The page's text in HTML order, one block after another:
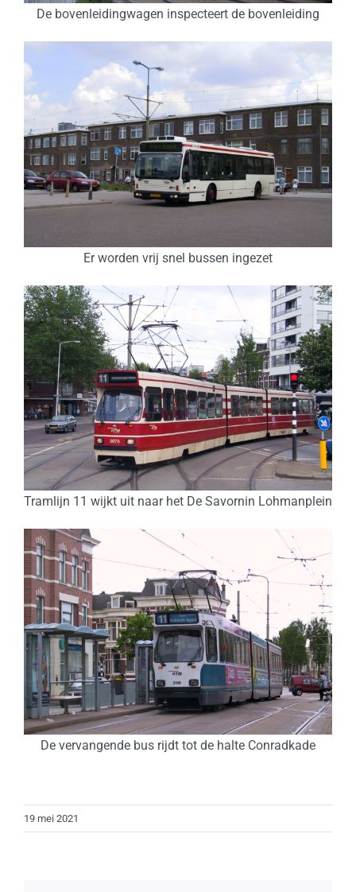
De bovenleidingwagen inspecteert de bovenleiding
Er worden vrij snel bussen ingezet
Tramlijn 11 wijkt uit naar het De Savornin Lohmanplein
De vervangende bus rijdt tot de halte Conradkade
19 mei 2021